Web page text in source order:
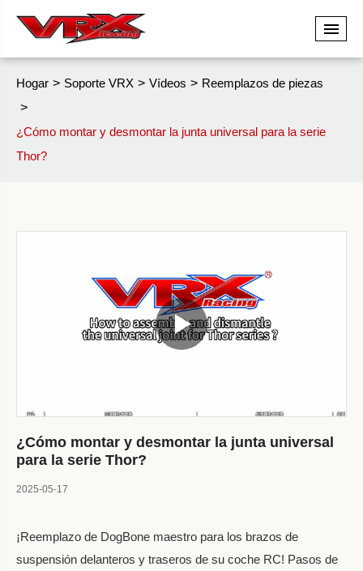
Hogar Soporte VRX Vídeos Reemplazos de piezas
¿Cómo montar y desmontar la junta universal para la serie
Thor?
¿Cómo montar y desmontar la junta universal
para la serie Thor?
2025-05-17
¡Reemplazo de DogBone maestro para los brazos de
suspensión delanteros y traseros de su coche RC! Pasos de